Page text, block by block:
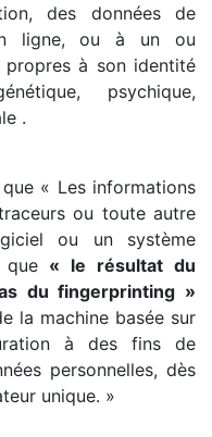
des données de
ligne, ou à un ou
propres à son identité
psychique,
.
« Les informations
ou toute autre
ou un système
que « le résultat du
du fingerprinting »
la machine basée sur
à des fins de
personnelles, dès
unique. »